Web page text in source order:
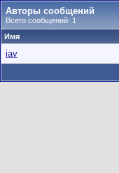
Авторы сообщений
Всего сообщений: 1
Имя
iav